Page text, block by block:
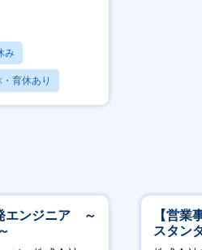
み
・育休あり
エンジニア ～
【営業
スタン